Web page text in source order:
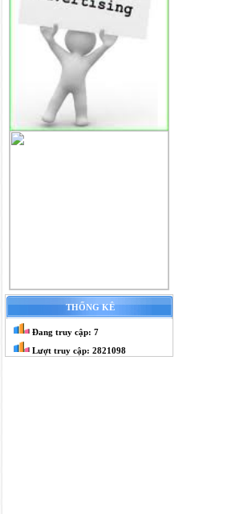
THỐNG KÊ
Đang truy cập: 7
Lượt truy cập: 2821098